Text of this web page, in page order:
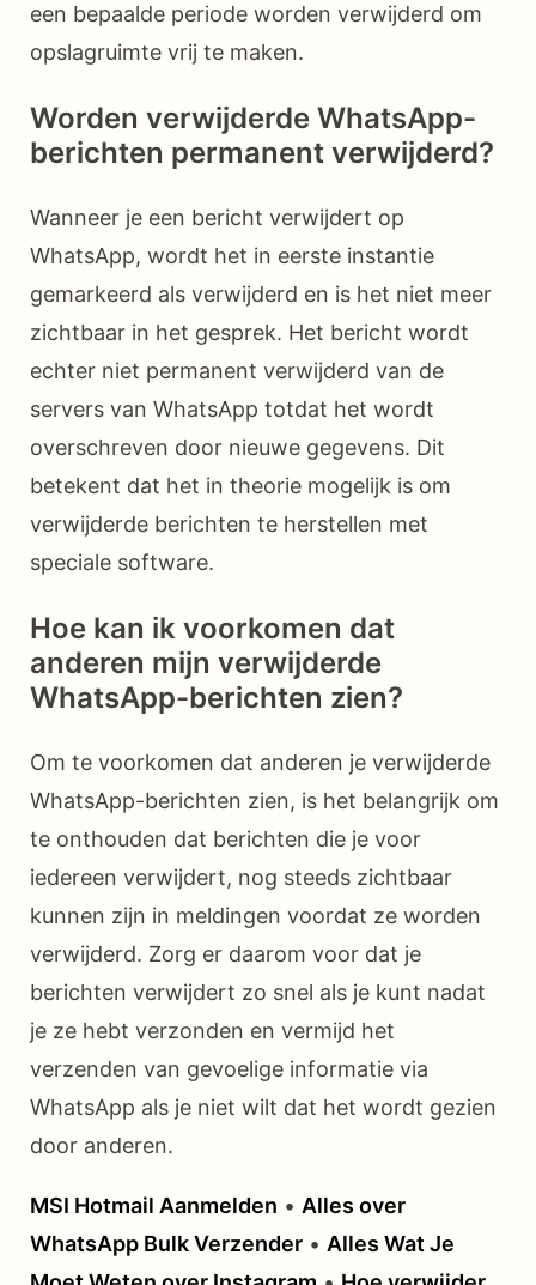
een bepaalde periode worden verwijderd om
opslagruimte vrij te maken.
Worden verwijderde WhatsApp-
berichten permanent verwijderd?
Wanneer je een bericht verwijdert op
WhatsApp, wordt het in eerste instantie
gemarkeerd als verwijderd en is het niet meer
zichtbaar in het gesprek. Het bericht wordt
echter niet permanent verwijderd van de
servers van WhatsApp totdat het wordt
overschreven door nieuwe gegevens. Dit
betekent dat het in theorie mogelijk is om
verwijderde berichten te herstellen met
speciale software.
Hoe kan ik voorkomen dat
anderen mijn verwijderde
WhatsApp-berichten zien?
Om te voorkomen dat anderen je verwijderde
WhatsApp-berichten zien, is het belangrijk om
te onthouden dat berichten die je voor
iedereen verwijdert, nog steeds zichtbaar
kunnen zijn in meldingen voordat ze worden
verwijderd. Zorg er daarom voor dat je
berichten verwijdert zo snel als je kunt nadat
je ze hebt verzonden en vermijd het
verzenden van gevoelige informatie via
WhatsApp als je niet wilt dat het wordt gezien
door anderen.
MSI Hotmail Aanmelden • Alles over
WhatsApp Bulk Verzender • Alles Wat Je